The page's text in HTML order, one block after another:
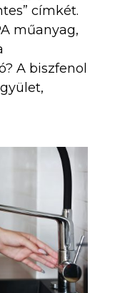
címkét.
műanyag,
A biszfenol